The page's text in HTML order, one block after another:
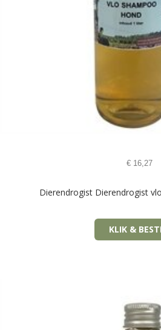
€16,27
Dierendrogist Dierendrogist
KLIK &